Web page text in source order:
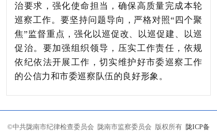
治要求，强化使命担当，确保高质量完成本轮
巡察工作。要坚持问题导向，严格对照“四个聚
焦”监督重点，强化以巡促改、以巡促建、以巡
促治。要加强组织领导，压实工作责任，依规
依纪依法开展工作，切实维护好市委巡察工作
的公信力和市委巡察队伍的良好形象。
©中共陇南市纪律检查委员会 陇南市监察委员会 版权所有 陇ICP备